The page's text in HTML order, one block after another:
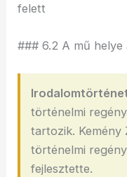
felett
### 6.2 A mű
történelmi
tartozik. Kemény
történelmi
fejlesztette.